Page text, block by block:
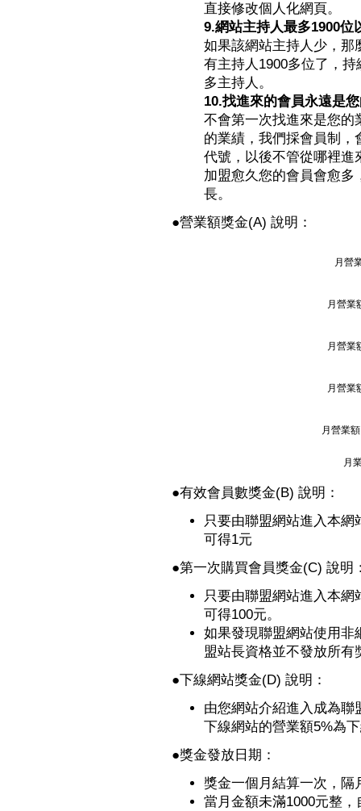
直接修改個人化網頁。
9.網站主持人最多1900位
如果該網站主持人少，那
有主持人1900多位了，
多主持人。
10.找進來的會員永遠是
不會第一次找進來是您的
的業績，我們採會員制
代號，以後不管從哪裡進
加盟愈久您的會員會愈
長。
●營業額獎金(A) 說明：
月營
月營業
月營業
月營業
月營業
月
●有效會員數獎金(B) 說明：
只要由聯盟網站進入本
可得1元
●第一次購買會員獎金(C) 說明
只要由聯盟網站進入本
可得100元。
如果發現聯盟網站使用非
盟站長資格並不發放所有
●下線網站獎金(D) 說明：
由您網站介紹進入成為
下線網站的營業額5%為
●獎金發放日期：
獎金一個月結算一次，隔
當月金額未滿1000元整